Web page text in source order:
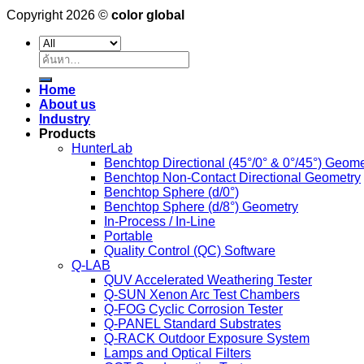
Copyright 2026 © color global
ค้นหา:
Home
About us
Industry
Products
HunterLab
Benchtop Directional (45°/0° & 0°/45°)
Benchtop Non-Contact Directional Geometry
Benchtop Sphere (d/0°)
Benchtop Sphere (d/8°) Geometry
In-Process / In-Line
Portable
Quality Control (QC) Software
Q-LAB
QUV Accelerated Weathering Tester
Q-SUN Xenon Arc Test Chambers
Q-FOG Cyclic Corrosion Tester
Q-PANEL Standard Substrates
Q-RACK Outdoor Exposure System
Lamps and Optical Filters